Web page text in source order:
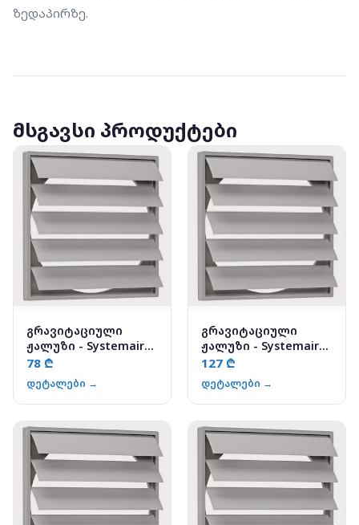
ზედაპირზე.
მსგავსი პროდუქტები
გრავიტაციული
ჟალუზი - Systemair
VK-15
78 ₾
დეტალები →
გრავიტაციული
ჟალუზი - Systemair
VK-35
127 ₾
დეტალები →